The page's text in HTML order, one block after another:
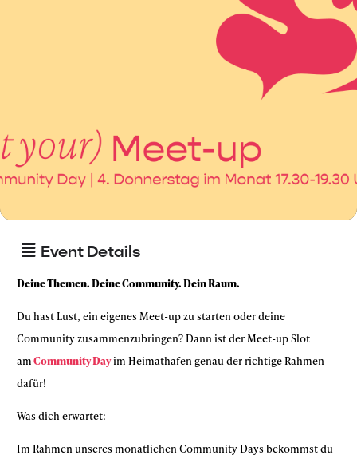
Event Details
Deine Themen. Deine Community. Dein Raum.
Du hast Lust, ein eigenes Meet-up zu starten oder deine
Community zusammenzubringen? Dann ist der Meet-up Slot
amCommunity Dayim Heimathafen genau der richtige Rahmen
dafür!
Was dich erwartet:
Im Rahmen unseres monatlichen Community Days bekommst du